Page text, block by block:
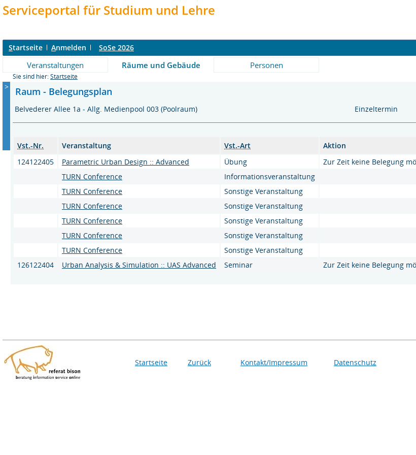
Serviceportal für Studium und Lehre
Startseite Anmelden SoSe 2026
Veranstaltungen Räume und Gebäude Personen
Sie sind hier: Startseite
> Raum - Belegungsplan
Belvederer Allee 1a - Allg. Medienpool 003 (Poolraum) Einzeltermin
Vst.-Nr. Veranstaltung Vst.-Art
Aktion
124122405
Parametric Urban Design :: Advanced Übung
Zur Zeit keine Belegung
TURN Conference
Informationsveranstaltung
TURN Conference
Sonstige Veranstaltung
TURN Conference
Sonstige Veranstaltung
TURN Conference
Sonstige Veranstaltung
TURN Conference
Sonstige Veranstaltung
TURN Conference
Sonstige Veranstaltung
126122404
Urban Analysis & Simulation :: UAS Advanced Seminar Zur Zeit keine Belegung
Startseite Zurück Kontakt/Impressum Datenschutz